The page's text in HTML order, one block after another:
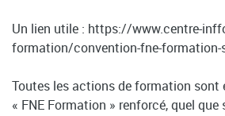
Un lien utile : https://www.centre-
formation/convention-fne-formation-
Toutes les actions de formation
« FNE Formation » renforcé, quel